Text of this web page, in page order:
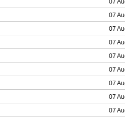
07
07
07
07
07
07
07
07
07